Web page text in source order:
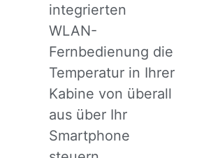
integrierten
WLAN-
Fernbedienung die
Temperatur in Ihrer
Kabine von überall
aus über Ihr
Smartphone